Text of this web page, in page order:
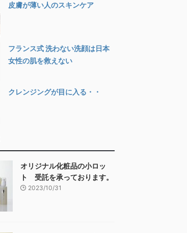
皮膚が薄い人のスキンケア
フランス式 洗わない洗顔は日本
女性の肌を救えない
クレンジングが目に入る・・
オリジナル化粧品の小ロッ
ト 受託を承っております。
2023/10/31